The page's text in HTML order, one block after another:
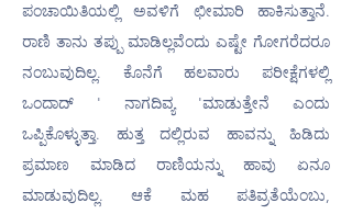
ಪಂಚಾಯಿತಿಯಲ್ಲಿ ಅವಳಿಗೆ ಛೀಮಾರಿ ಹಾಕಿಸುತ್ತಾನೆ.
ರಾಣಿ ತಾನು ತಪ್ಪು ಮಾಡಿಲ್ಲವೆಂದು ಎಷ್ಟೇ ಗೋಗರೆದರೂ
ನಂಬುವುದಿಲ್ಲ. ಕೊನೆಗೆ ಹಲವಾರು ಪರೀಕ್ಷೆಗಳಲ್ಲಿ
ಒಂದಾದ್ ' ನಾಗದಿವ್ಯ 'ಮಾಡುತ್ತೇನೆ ಎಂದು
ಒಪ್ಪಿಕೊಳ್ಳುತ್ತಾ. ಹುತ್ತ ದಲ್ಲಿರುವ ಹಾವನ್ನು ಹಿಡಿದು
ಪ್ರಮಾಣ ಮಾಡಿದ ರಾಣಿಯನ್ನು ಹಾವು ಏನೂ
ಮಾಡುವುದಿಲ್ಲ. ಆಕೆ ಮಹ ಪತಿವ್ರತೆಯೆಂಬು,